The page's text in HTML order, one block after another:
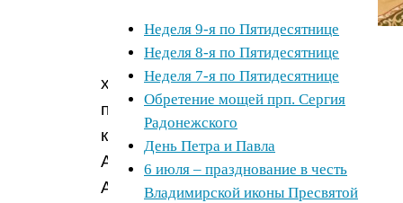
Введенский
храм
приписан
к
Алексиево-
Акатову
Неделя 9-я по Пятидесятнице
Неделя 8-я по Пятидесятнице
Неделя 7-я по Пятидесятнице
Обретение мощей прп. Сергия
Радонежского
День Петра и Павла
6 июля – празднование в честь
Владимирской иконы Пресвятой